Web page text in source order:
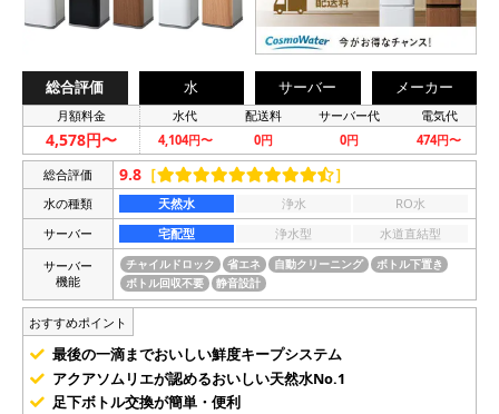
総合評価 水 サーバー メーカー
月額料金 水代 配送料 サーバー代 電気代
4,578円〜 4,104円〜 0円 0円 474円〜
総合評価 9.8 ［ ］
水の種類 天然水 浄水
RO水
サーバー
宅配型 浄水型
水道直結型
サーバー
機能
チャイルドロック 省エネ 自動クリーニング
ボトル下置き
ボトル回収不要
静音設計
おすすめポイント
最後の一滴までおいしい鮮度キープシステム
アクアソムリエが認めるおいしい天然水No.1
足下ボトル交換が簡単・便利